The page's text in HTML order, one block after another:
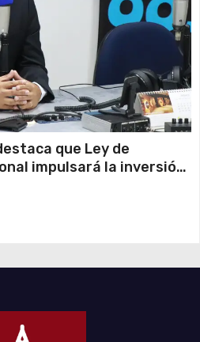
que Ley de
impulsará la inversión